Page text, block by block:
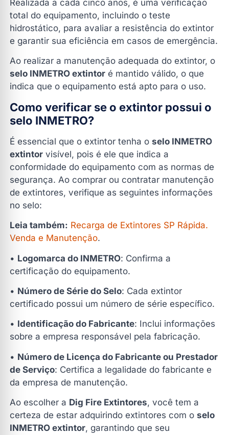
Realizada a cada cinco anos, é uma verificação
total do equipamento, incluindo o teste
hidrostático, para avaliar a resistência do extintor
e garantir sua eficiência em casos de emergência.
Ao realizar a manutenção adequada do extintor, o
selo INMETRO extintor é mantido válido, o que
indica que o equipamento está apto para o uso.
Como verificar se o extintor possui o
selo INMETRO?
É essencial que o extintor tenha o selo INMETRO
extintor visível, pois é ele que indica a
conformidade do equipamento com as normas de
segurança. Ao comprar ou contratar manutenção
de extintores, verifique as seguintes informações
no selo:
Leia também: Recarga de Extintores SP Rápida.
Venda e Manutenção.
• Logomarca do INMETRO: Confirma a
certificação do equipamento.
• Número de Série do Selo: Cada extintor
certificado possui um número de série específico.
• Identificação do Fabricante: Inclui informações
sobre a empresa responsável pela fabricação.
• Número de Licença do Fabricante ou Prestador
de Serviço: Certifica a legalidade do fabricante e
da empresa de manutenção.
Ao escolher a Dig Fire Extintores, você tem a
certeza de estar adquirindo extintores com o selo
INMETRO extintor, garantindo que seu